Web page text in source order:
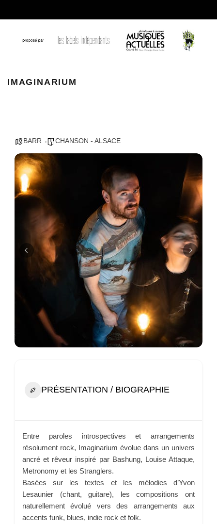
IMAGINARIUM
BARR CHANSON - ALSACE
PRÉSENTATION / BIOGRAPHIE
Entre paroles introspectives et arrangements
résolument rock, Imaginarium évolue dans un univers
ancré et rêveur inspiré par Bashung, Louise Attaque,
Metronomy et les Stranglers.
Basées sur les textes et les mélodies d’Yvon
Lesaunier (chant, guitare), les compositions ont
naturellement évolué vers des arrangements aux
accents funk, blues, indie rock et folk.